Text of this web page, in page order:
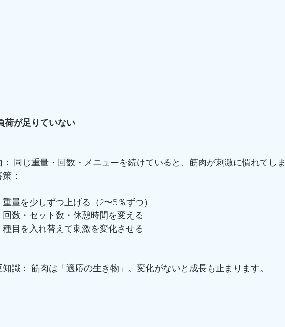
が足りていない
： 同じ重量・回数・メニューを続けていると、筋肉が刺激に慣れてし
：
重量を少しずつ上げる（2〜5％ずつ）
回数・セット数・休憩時間を変える
種目を入れ替えて刺激を変化させる
知識： 筋肉は「適応の生き物」。変化がないと成長も止まります。